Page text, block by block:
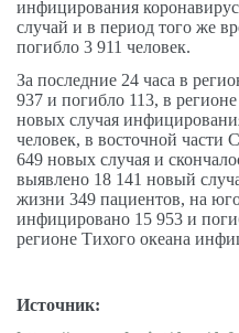
инфицирования
случай и в период того же
погибло 3 911 человек.
За последние 24 часа в
937 и погибло 113, в
новых случая
человек, в восточной части
649 новых случая и
выявлено 18 141 новый
жизни 349 пациентов, на
инфицировано 15 953 и
регионе Тихого океана
Источник: